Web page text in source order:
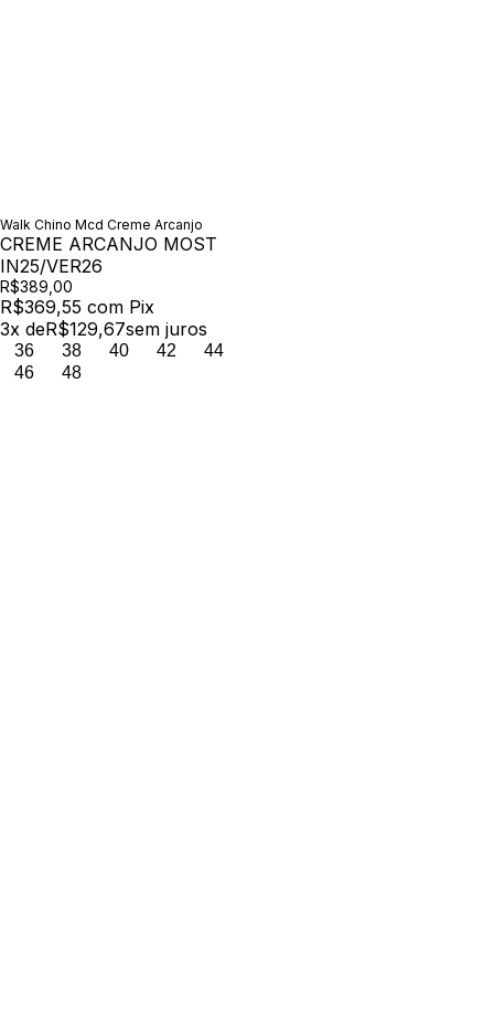
Walk Chino Mcd Creme Arcanjo
CREME ARCANJO MOST
IN25/VER26
R$389,00
R$369,55 com Pix
3x deR$129,67sem juros
36 38 40 42
44
46
48